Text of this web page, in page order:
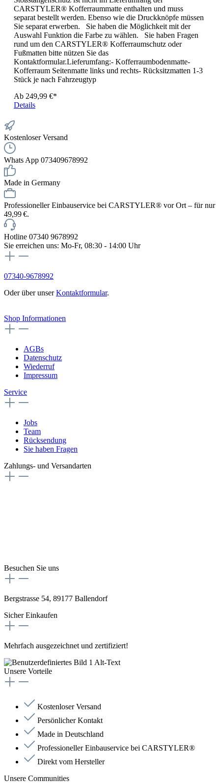
CARSTYLER® Kofferraummatte enthalten und muss
separat bestellt werden. Ebenso wie die Druckknöpfe müssen
Sie separat erwerben. Sie haben die Möglichkeit mit der
Auswahl Funktion die Farbe zu wählen. Sie haben Fragen
rund um den CARSTYLER® Kofferraumschutz oder
Fußmatten bitte nützen Sie das
Kontaktformular.Lieferumfang:- Kofferraumbodenmatte-
Kofferraum Seitenmatte links und rechts- Rücksitzmatten 1-3
Stück je nach Fahrzeugtyp
Ab 249,99 €*
Details
Kostenloser Versand
Whats App 073409678992
Made in Germany
Professioneller Einbauservice bei CARSTYLER® vor Ort – für nur
49,99 €.
Hotline 07340 9678992
Sie erreichen uns: Mo-Fr, 08:30 - 14:00 Uhr
07340-9678992
Oder über unserKontaktformular.
Shop Informationen
AGBs
Datenschutz
Wiederruf
Impressum
Service
Jobs
Team
Rücksendung
Sie haben Fragen
Zahlungs- und Versandarten
Besuchen Sie uns
Bergstrasse 54, 89177 Ballendorf
Sicher Einkaufen
Mehrfach ausgezeichnet und zertifiziert!
Unsere Vorteile
Kostenloser Versand
Persönlicher Kontakt
Made in Deutschland
Professioneller Einbauservice bei CARSTYLER®
Direkt vom Hersteller
Unsere Communities